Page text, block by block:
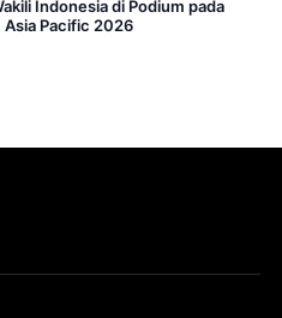
Indonesia di Podium pada
Asia Pacific 2026